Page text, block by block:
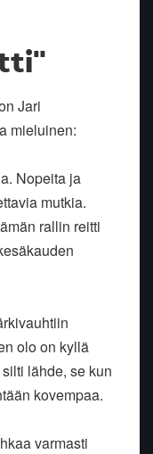
Jari
mieluinen:
Nopeita ja
mutkia.
rallin reitti
olo on kyllä
lähde, se kun
kovempaa.
varmasti